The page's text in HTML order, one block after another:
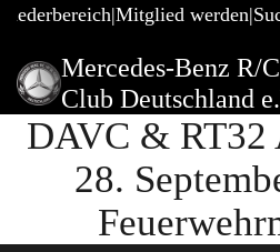
Mitglied werden
Mercedes-Benz R/
Club Deutschland
DAVC & RT32
28.